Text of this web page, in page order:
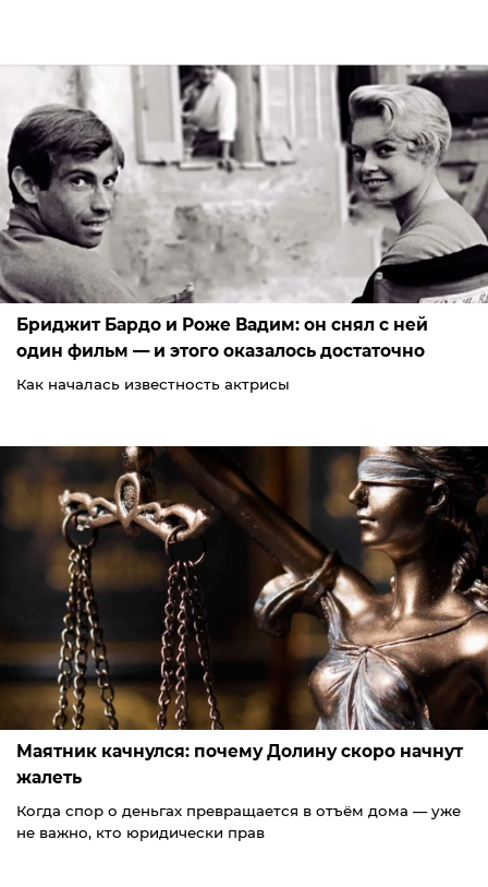
Бриджит Бардо и Роже Вадим: он снял с ней
один фильм — и этого оказалось достаточно
Как началась известность актрисы
Маятник качнулся: почему Долину скоро начнут
жалеть
Когда спор о деньгах превращается в отъём дома — уже
не важно, кто юридически прав